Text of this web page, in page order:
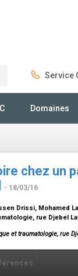
Service
Domaines
chez un
- 18/03/16
Drissi, Mohamed
rue Djebel
et traumatologie, rue